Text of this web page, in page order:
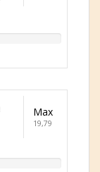
Max
19,79